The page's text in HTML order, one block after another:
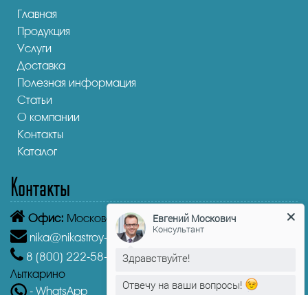
Главная
Продукция
Услуги
Доставка
Полезная информация
Статьи
О компании
Контакты
Каталог
Контакты
Офис: Московская область, Лыткарино, 1-й кв-л, 4А
nika@nikastroy-msk.ru
8 (800) 222-58-30
Звонок бесплатный из г.
Лыткарино
- WhatsApp
Евгений Москович
Консультант
Здравствуйте!
Отвечу на ваши вопросы!